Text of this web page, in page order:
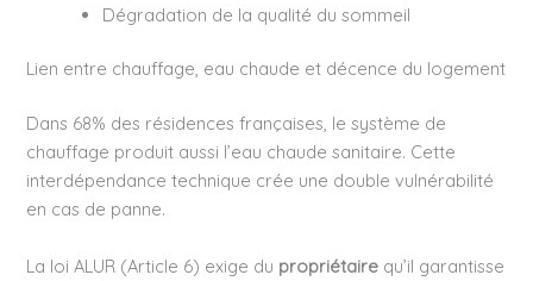
Dégradation de la qualité du sommeil
Lien entre chauffage, eau chaude et décence du logement
Dans 68% des résidences françaises, le système de
chauffage produit aussi l’eau chaude sanitaire. Cette
interdépendance technique crée une double vulnérabilité
en cas de panne.
La loi ALUR (Article 6) exige du propriétaire qu’il garantisse